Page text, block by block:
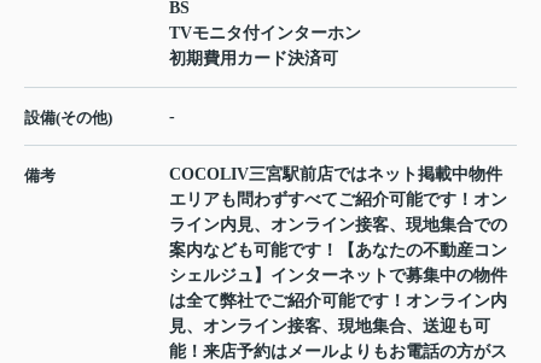
BS
TVモニタ付インターホン
初期費用カード決済可
設備(その他) -
備考
COCOLIV三宮駅前店ではネット掲載中物件
エリアも問わずすべてご紹介可能です！オン
ライン内見、オンライン接客、現地集合での
案内なども可能です！【あなたの不動産コン
シェルジュ】インターネットで募集中の物件
は全て弊社でご紹介可能です！オンライン内
見、オンライン接客、現地集合、送迎も可
能！来店予約はメールよりもお電話の方がス